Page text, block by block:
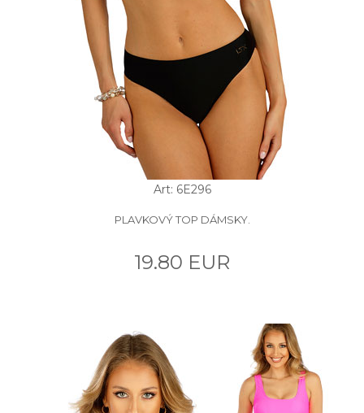
Art: 6E296
PLAVKOVÝ TOP DÁMSKY.
19.80 EUR